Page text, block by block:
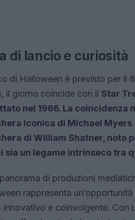
di lancio e curiosità
di Halloween è previsto per il
il giorno coincide con il Star
nel 1966. La coincidenza
iconica di Michael
di William Shatner, noto
sia un legame intrinseco tra
di produzioni
rappresenta
innovativo e coinvolgente. Con